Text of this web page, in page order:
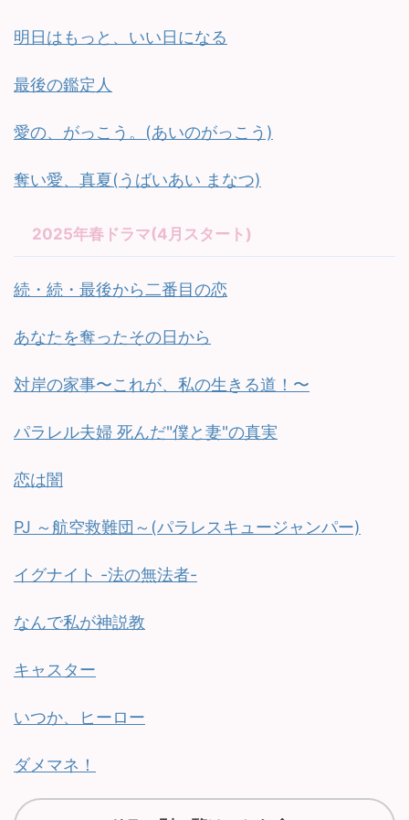
明日はもっと、いい日になる
最後の鑑定人
愛の、がっこう。(あいのがっこう)
奪い愛、真夏(うばいあい まなつ)
2025年春ドラマ(4月スタート)
続・続・最後から二番目の恋
あなたを奪ったその日から
対岸の家事〜これが、私の生きる道！〜
パラレル夫婦 死んだ"僕と妻"の真実
恋は闇
PJ ～航空救難団～(パラレスキュージャンパー)
イグナイト -法の無法者-
なんで私が神説教
キャスター
いつか、ヒーロー
ダメマネ！